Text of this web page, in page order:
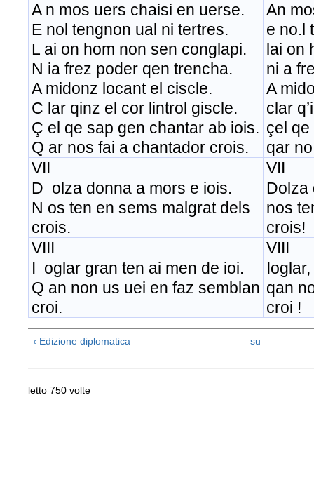
A n mos uers chaisi en uerse.
E nol tengnon ual ni tertres.
L ai on hom non sen conglapi.
N ia frez poder qen trencha.
A midonz locant el ciscle.
C lar qinz el cor lintrol giscle.
Ç el qe sap gen chantar ab iois.
Q ar nos fai a chantador crois.
An
e no.l
lai on
ni a
A
clar
çel
qar
VII
VII
D olza donna a mors e iois.
N os ten en sems malgrat dels
crois.
Dolza
nos
crois!
VIII
VIII
I oglar gran ten ai men de ioi.
Q an non us uei en faz semblan
croi.
qan
croi !
‹ Edizione diplomatica su
letto 750 volte